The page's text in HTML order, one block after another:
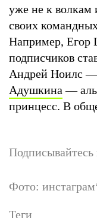
уже не к волкам
своих
Например, Егор
подписчиков
Андрей Ноилс
Адушкина —
принцесс. В
Фото: инстаграм
Теги